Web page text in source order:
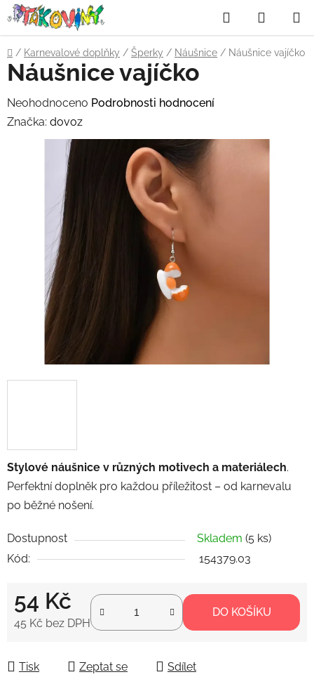
Přejít
na
obsah
Hledat
KOŠÍK
Domů
/ Karnevalové doplňky / Šperky / Náušnice / Náušnice vajíčko
Stylové náušnice v různých motivech a materiálech.
Perfektní doplněk pro každou příležitost – od karnevalu
po běžné nošení.
Dostupnost Skladem (5 ks)
Kód:
154379.03
54 Kč
45 Kč bez DPH
DO KOŠÍKU
Tisk Zeptat se Sdílet
Náušnice vajíčko
Průměrné
hodnocení
produktu
hvězdiček.
Neohodnoceno Podrobnosti hodnocení
Značka: dovoz